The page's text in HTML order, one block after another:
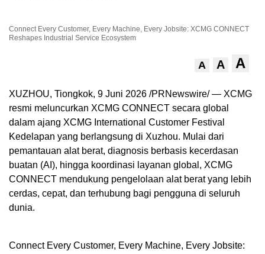
Connect Every Customer, Every Machine, Every Jobsite: XCMG CONNECT
Reshapes Industrial Service Ecosystem
A A A
XUZHOU, Tiongkok, 9 Juni 2026 /PRNewswire/ — XCMG
resmi meluncurkan XCMG CONNECT secara global
dalam ajang XCMG International Customer Festival
Kedelapan yang berlangsung di Xuzhou. Mulai dari
pemantauan alat berat, diagnosis berbasis kecerdasan
buatan (AI), hingga koordinasi layanan global, XCMG
CONNECT mendukung pengelolaan alat berat yang lebih
cerdas, cepat, dan terhubung bagi pengguna di seluruh
dunia.
Connect Every Customer, Every Machine, Every Jobsite: